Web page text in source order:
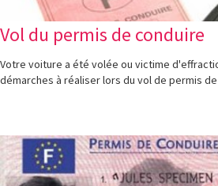
Vol du permis de conduire
Votre voiture a été volée ou victime
démarches à réaliser lors du vol de permis